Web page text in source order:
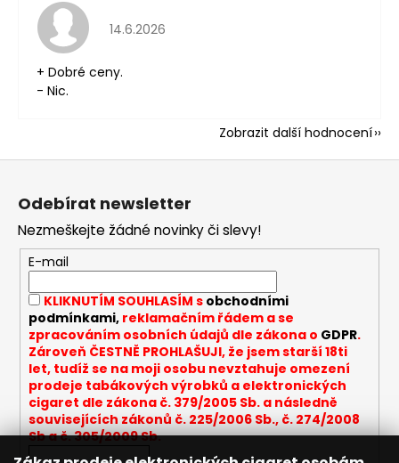
Hodnocení obchodu je 5 z 5 hvězdiček.
14.6.2026
+ Dobré ceny.
- Nic.
Zobrazit další hodnocení
Odebírat newsletter
Nezmeškejte žádné novinky či slevy!
E-mail
KLIKNUTÍM SOUHLASÍM s obchodními
podmínkami,reklamačním řádem a se
zpracováním osobních údajů dle zákona o GDPR.
Zároveň ČESTNĚ PROHLAŠUJI, že jsem starší 18ti
let, tudíž se na moji osobu nevztahuje omezení
prodeje tabákových výrobků a elektronických
cigaret dle zákona č. 379/2005 Sb. a následně
souvisejících zákonů č. 225/2006 Sb., č. 274/2008
Sb a č. 305/2009 Sb.